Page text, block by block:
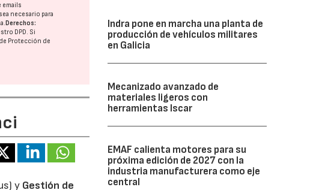
emails
necesario para
Derechos:
DPD . Si
Protección de
y Gestión de
Indra pone en marcha una planta de
producción de vehículos militares
en Galicia
Mecanizado avanzado de
materiales ligeros con
herramientas Iscar
EMAF calienta motores para su
próxima edición de 2027 con la
industria manufacturera como eje
central